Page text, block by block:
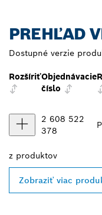
PREHĽAD
Dostupné verzie
RozšíriťObjednávacie
číslo
2 608 522
378
z produktov
Zobraziť viac